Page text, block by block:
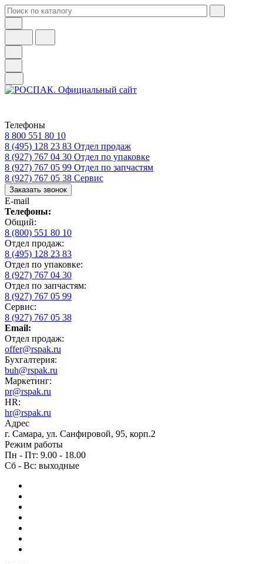
Телефоны
8 800 551 80 10
8 (495) 128 23 83 Отдел продаж
8 (927) 767 04 30 Отдел по упаковке
8 (927) 767 05 99 Отдел по запчастям
8 (927) 767 05 38 Сервис
Заказать звонок
E-mail
Телефоны:
Общий:
8 (800) 551 80 10
Отдел продаж:
8 (495) 128 23 83
Отдел по упаковке:
8 (927) 767 04 30
Отдел по запчастям:
8 (927) 767 05 99
Сервис:
8 (927) 767 05 38
Email:
Отдел продаж:
offer@rspak.ru
Бухгалтерия:
buh@rspak.ru
Маркетинг:
pr@rspak.ru
HR:
hr@rspak.ru
Адрес
г. Самара, ул. Санфировой, 95, корп.2
Режим работы
Пн - Пт: 9.00 - 18.00
Сб - Вс: выходные